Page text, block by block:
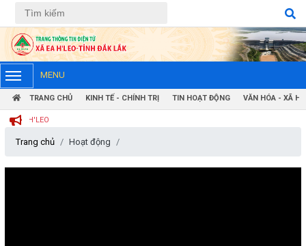
Tiếng Việt Tiếng Anh
MENU
TRANG CHỦ KINH TẾ - CHÍNH TRỊ TIN HOẠT ĐỘNG VĂN HÓA - XÃ
H'LEO
Trang chủ Hoạt động